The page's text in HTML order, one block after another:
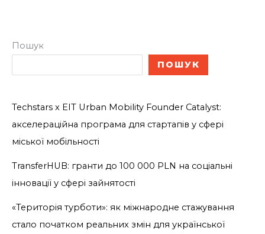
Пошук
ПОШУК
Techstars x EIT Urban Mobility Founder Catalyst:
акселераційна програма для стартапів у сфері
міської мобільності
TransferHUB: гранти до 100 000 PLN на соціальні
інновації у сфері зайнятості
«Територія турботи»: як міжнародне стажування
стало початком реальних змін для української